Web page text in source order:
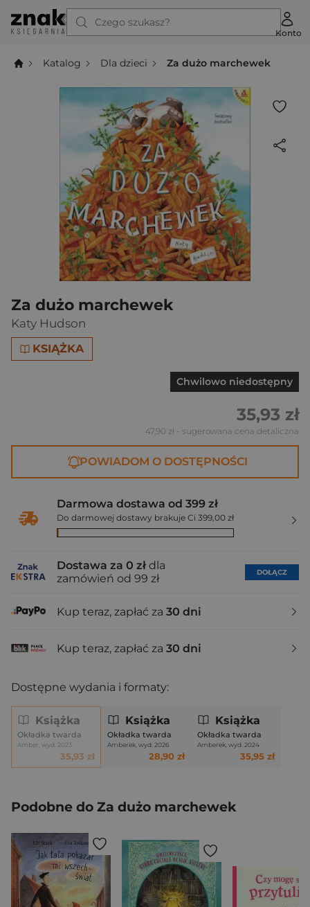
Czego szukasz?
Konto
Katalog Dla dzieci Za dużo marchewek
Za dużo marchewek
Katy Hudson
KSIĄŻKA
Chwilowo niedostępny
35,93 zł
47,90 zł - sugerowana cena detaliczna
POWIADOM O DOSTĘPNOŚCI
Darmowa dostawa od 399 zł
Do darmowej dostawy brakuje Ci 399,00 zł
Dostawa za 0 zł dla
zamówień od 99 zł
DOŁĄCZ
Kup teraz, zapłać za 30 dni
Kup teraz, zapłać za 30 dni
Dostępne wydania i formaty:
Książka
Okładka twarda
Amber, wyd. 2023
35,93 zł
Książka
Okładka twarda
Amberek, wyd. 2026
28,90 zł
Książka
Okładka twarda
Amberek, wyd. 2024
35,95 zł
Podobne do Za dużo marchewek